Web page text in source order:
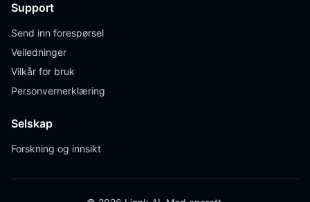
Support
Send inn forespørsel
Veiledninger
Vilkår for bruk
Personvernerklæring
Selskap
Forskning og innsikt